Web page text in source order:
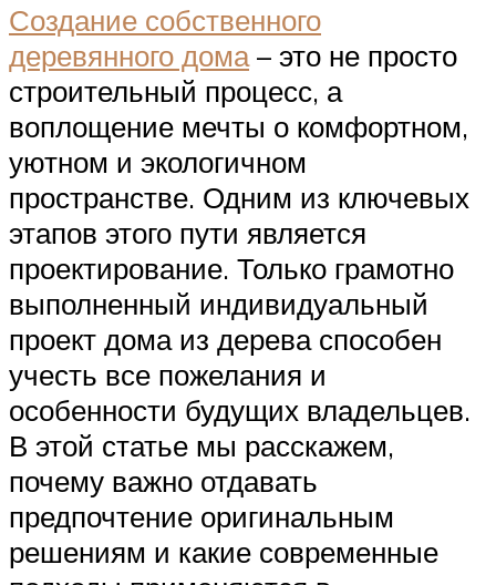
Создание собственного
деревянного дома– это не просто
строительный процесс, а
воплощение мечты о комфортном,
уютном и экологичном
пространстве. Одним из ключевых
этапов этого пути является
проектирование. Только грамотно
выполненный индивидуальный
проект дома из дерева способен
учесть все пожелания и
особенности будущих владельцев.
В этой статье мы расскажем,
почему важно отдавать
предпочтение оригинальным
решениям и какие современные